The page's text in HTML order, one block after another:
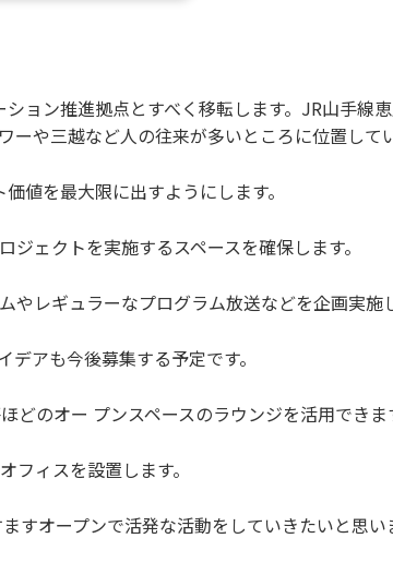
ョン推進拠点とすべく移転します。JR山手線
や三越など人の往来が多いところに位置してい
値を最大限に出すようにします。
ェクトを実施するスペースを確保します。
レギュラーなプログラム放送などを企画実施
アも今後募集する予定です。
のオー プンスペースのラウンジを活用できま
ィスを設置します。
すオープンで活発な活動をしていきたいと思い